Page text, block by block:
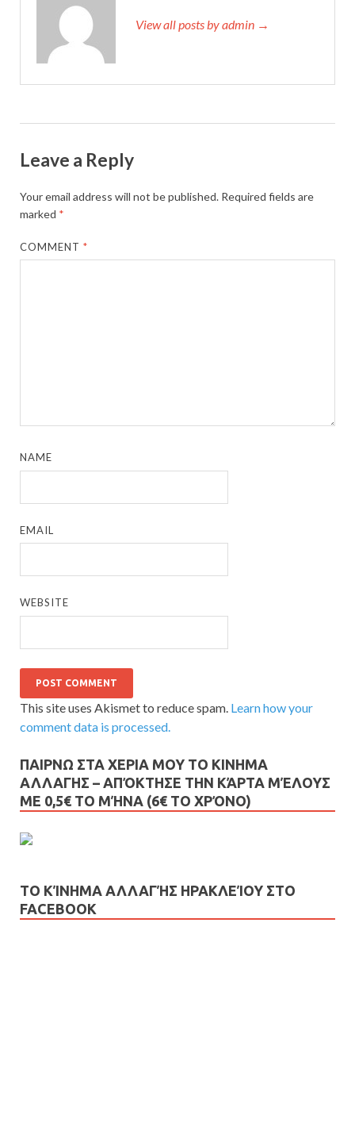
View all posts by admin →
Leave a Reply
Your email address will not be published. Required fields are
marked *
COMMENT*
NAME
EMAIL
WEBSITE
This site uses Akismet to reduce spam. Learn how your
comment data is processed.
ΠΑΙΡΝΩ ΣΤΑ ΧΕΡΙΑ ΜΟΥ ΤΟ ΚΙΝΗΜΑ
ΑΛΛΑΓΗΣ – AΠΌΚΤΗΣΕ ΤΗΝ ΚΆΡΤΑ ΜΈΛΟΥΣ
ΜΕ 0,5€ ΤΟ ΜΉΝΑ (6€ ΤΟ ΧΡΌΝΟ)
ΤΟ ΚΊΝΗΜΑ ΑΛΛΑΓΉΣ ΗΡΑΚΛΕΊΟΥ ΣΤΟ
FACEBOOK